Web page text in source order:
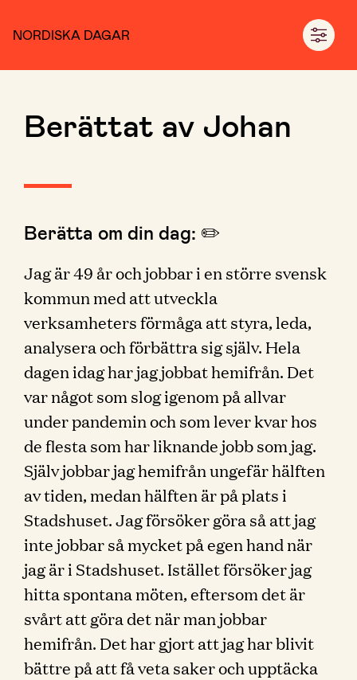
NORDISKA DAGAR
Berättat av Johan
Berätta om din dag: ✏️
Jag är 49 år och jobbar i en större svensk
kommun med att utveckla
verksamheters förmåga att styra, leda,
analysera och förbättra sig själv. Hela
dagen idag har jag jobbat hemifrån. Det
var något som slog igenom på allvar
under pandemin och som lever kvar hos
de flesta som har liknande jobb som jag.
Själv jobbar jag hemifrån ungefär hälften
av tiden, medan hälften är på plats i
Stadshuset. Jag försöker göra så att jag
inte jobbar så mycket på egen hand när
jag är i Stadshuset. Istället försöker jag
hitta spontana möten, eftersom det är
svårt att göra det när man jobbar
hemifrån. Det har gjort att jag har blivit
bättre på att få veta saker och upptäcka